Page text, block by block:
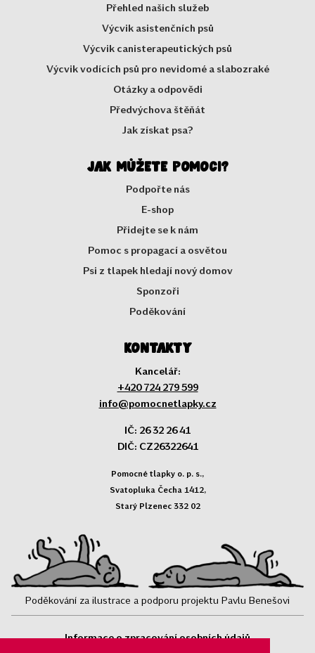
Přehled našich služeb
Výcvik asistenčních psů
Výcvik canisterapeutických psů
Výcvik vodících psů pro nevidomé a slabozraké
Otázky a odpovědi
Předvýchova štěňát
Jak získat psa?
Jak můžete pomoci?
Podpořte nás
E-shop
Přidejte se k nám
Pomoc s propagací a osvětou
Psi z tlapek hledají nový domov
Sponzoři
Poděkování
Kontakty
Kancelář:
+420 724 279 599
info@pomocnetlapky.cz
IČ: 26 32 26 41
DIČ: CZ26322641
Pomocné tlapky o. p. s.,
Svatopluka Čecha 1412,
Starý Plzenec 332 02
Poděkování za ilustrace a podporu projektu Pavlu Benešovi
Informace o zpracování osobních údajů